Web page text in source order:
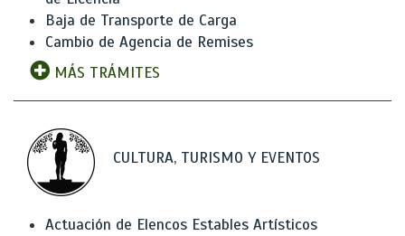
Baja de Transporte de Carga
Cambio de Agencia de Remises
MÁS TRÁMITES
CULTURA, TURISMO Y EVENTOS
Actuación de Elencos Estables Artísticos